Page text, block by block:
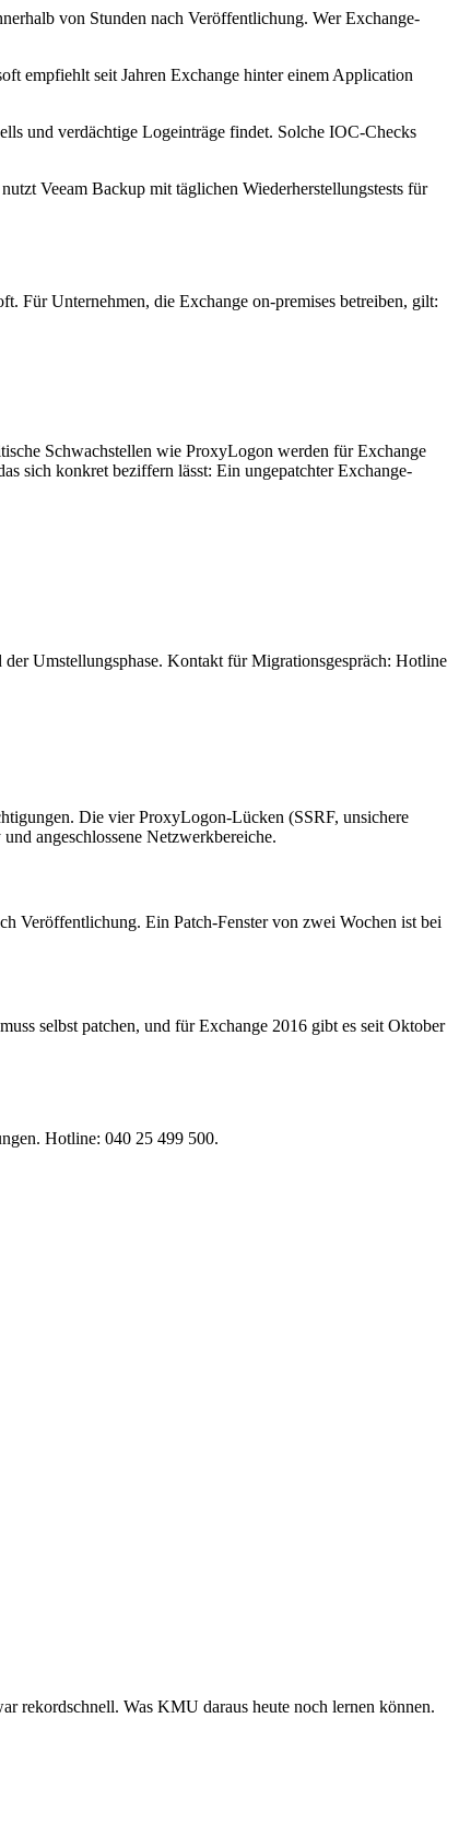
von Stunden nach Veröffentlichung. Wer Exchange-
empfiehlt seit Jahren Exchange hinter einem Application
und verdächtige Logeinträge findet. Solche IOC-Checks
Veeam Backup mit täglichen Wiederherstellungstests für
Für Unternehmen, die Exchange on-premises betreiben, gilt:
Schwachstellen wie ProxyLogon werden für Exchange
sich konkret beziffern lässt: Ein ungepatchter Exchange-
Umstellungsphase. Kontakt für Migrationsgespräch: Hotline
Die vier ProxyLogon-Lücken (SSRF, unsichere
angeschlossene Netzwerkbereiche.
Veröffentlichung. Ein Patch-Fenster von zwei Wochen ist bei
selbst patchen, und für Exchange 2016 gibt es seit Oktober
Hotline: 040 25 499 500.
rekordschnell. Was KMU daraus heute noch lernen können.